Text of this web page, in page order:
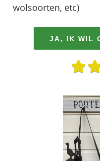
wolsoorten, etc)
JA, IK WIL